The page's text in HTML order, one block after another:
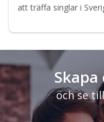
att träffa singlar i
och se